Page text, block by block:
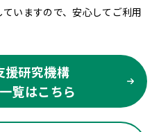
いますので、安心してご利用
援研究機構
覧はこちら